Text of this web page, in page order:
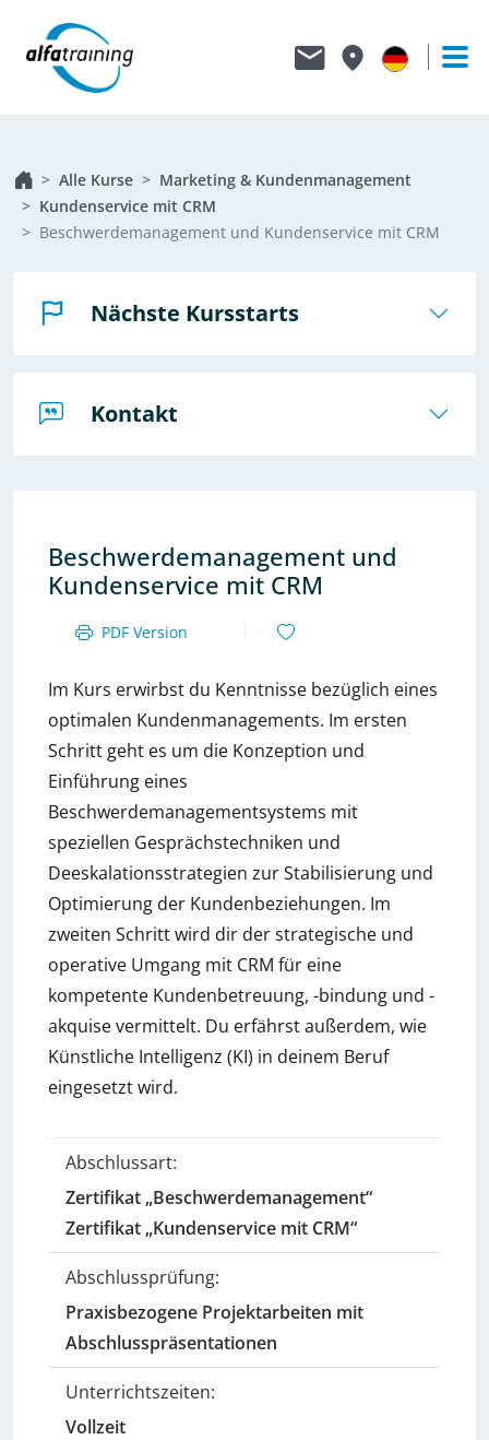
Alle Kurse
Marketing & Kundenmanagement
Kundenservice mit CRM
Beschwerdemanagement und Kundenservice mit CRM
Nächste Kursstarts
Kontakt
Beschwerdemanagement und
Kundenservice mit CRM
PDF Version
Im Kurs erwirbst du Kenntnisse bezüglich eines
optimalen Kundenmanagements. Im ersten
Schritt geht es um die Konzeption und
Einführung eines
Beschwerdemanagementsystems mit
speziellen Gesprächstechniken und
Deeskalationsstrategien zur Stabilisierung und
Optimierung der Kundenbeziehungen. Im
zweiten Schritt wird dir der strategische und
operative Umgang mit CRM für eine
kompetente Kundenbetreuung, -bindung und -
akquise vermittelt. Du erfährst außerdem, wie
Künstliche Intelligenz (KI) in deinem Beruf
eingesetzt wird.
Abschlussart:
Zertifikat „Beschwerdemanagement“
Zertifikat „Kundenservice mit CRM“
Abschlussprüfung:
Praxisbezogene Projektarbeiten mit
Abschlusspräsentationen
Unterrichtszeiten:
Vollzeit